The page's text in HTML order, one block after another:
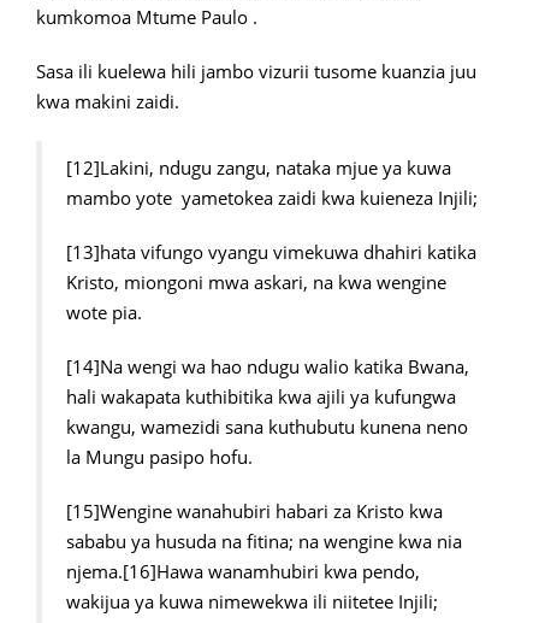
kumkomoa Mtume Paulo .
Sasa ili kuelewa hili jambo vizurii tusome kuanzia juu
kwa makini zaidi.
[12]Lakini, ndugu zangu, nataka mjue ya kuwa
mambo yote yametokea zaidi kwa kuieneza Injili;
[13]hata vifungo vyangu vimekuwa dhahiri katika
Kristo, miongoni mwa askari, na kwa wengine
wote pia.
[14]Na wengi wa hao ndugu walio katika Bwana,
hali wakapata kuthibitika kwa ajili ya kufungwa
kwangu, wamezidi sana kuthubutu kunena neno
la Mungu pasipo hofu.
[15]Wengine wanahubiri habari za Kristo kwa
sababu ya husuda na fitina; na wengine kwa nia
njema.[16]Hawa wanamhubiri kwa pendo,
wakijua ya kuwa nimewekwa ili niitetee Injili;